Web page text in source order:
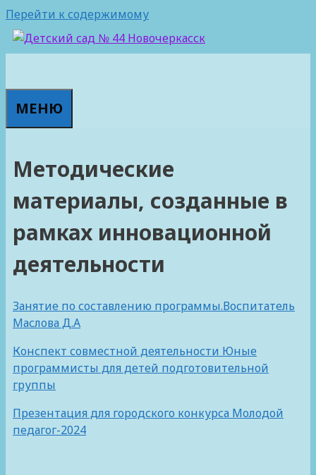
Перейти к содержимому
МЕНЮ
Методические
материалы, созданные в
рамках инновационной
деятельности
Занятие по составлению программы.Воспитатель
Маслова Д.А
Конспект совместной деятельности Юные
программисты для детей подготовительной
группы
Презентация для городского конкурса Молодой
педагог-2024